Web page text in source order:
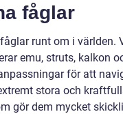
fåglar
runt om i världen.
emu, struts, kalkon
för att
stora och
gör dem mycket